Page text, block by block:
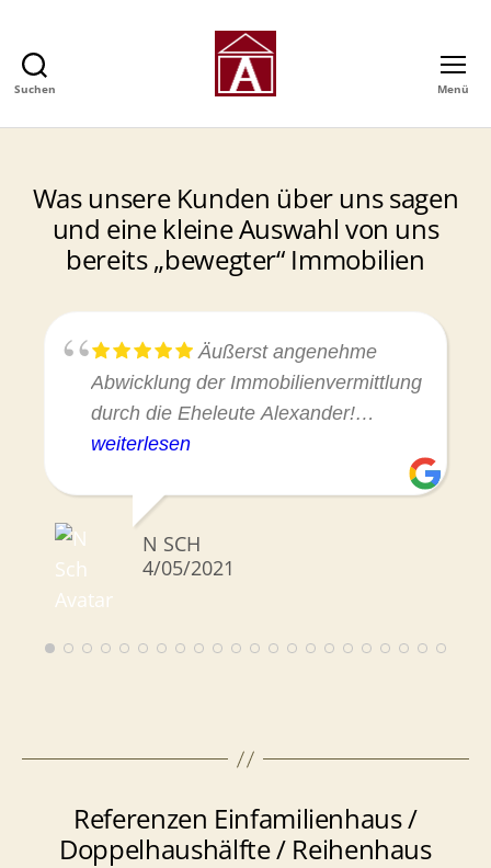
Suchen
GmbH
in
Hamburg
Menü
Was unsere Kunden über uns sagen
und eine kleine Auswahl von uns
bereits „bewegter“ Immobilien
Äußerst angenehme
Abwicklung der Immobilienvermittlung
durch die Eheleute Alexander!
Schnelles Antwortverhalten, stets
empfehlen! Gerne wieder! 🙂
weiterlesen
N SCH
4/05/2021
Referenzen Einfamilienhaus /
Doppelhaushälfte / Reihenhaus